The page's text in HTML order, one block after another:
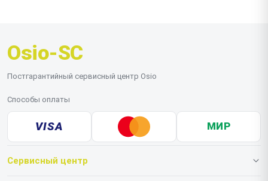
Osio-SC
Постгарантийный сервисный центр Osio
Способы оплаты
VISA МИР
Сервисный центр